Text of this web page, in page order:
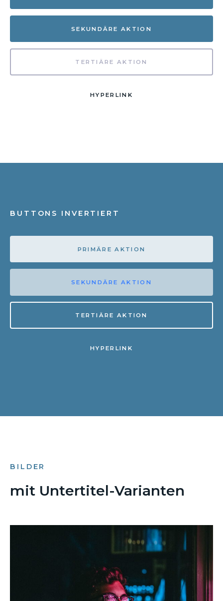
SEKUNDÄRE AKTION
TERTIÄRE AKTION
HYPERLINK
BUTTONS INVERTIERT
PRIMÄRE AKTION
SEKUNDÄRE AKTION
TERTIÄRE AKTION
HYPERLINK
BILDER
mit Untertitel-Varianten